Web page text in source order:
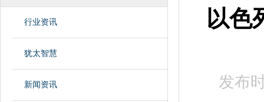
行业资讯
犹太智慧
新闻资讯
以色
发布